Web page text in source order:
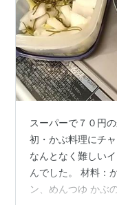
スーパーで７０円
初・かぶ料理にチ
なんとなく難しい
んでした。 材料：
ン、めんつゆ かぶ